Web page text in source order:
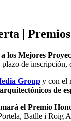
|
a los Mejores
de inscripción,
Group y con el
de
el Premio
Batlle i Roig